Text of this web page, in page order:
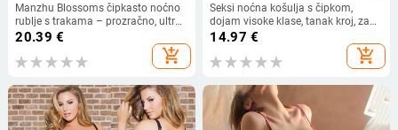
Manzhu Blossoms čipkasto noćno
rublje s trakama – prozračno, ultra-
tanka poliesterska tkanina (90–
20.39 €
add_shopping_cart
Seksi noćna košulja s čipkom,
dojam visoke klase, tanak kroj, za
male grudi, plus veličina, noćna
14.97 €
add_shopping_cart